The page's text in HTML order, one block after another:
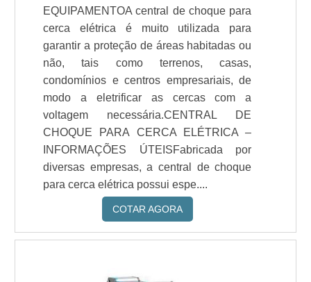
EQUIPAMENTOA central de choque para
cerca elétrica é muito utilizada para
garantir a proteção de áreas habitadas ou
não, tais como terrenos, casas,
condomínios e centros empresariais, de
modo a eletrificar as cercas com a
voltagem necessária.CENTRAL DE
CHOQUE PARA CERCA ELÉTRICA –
INFORMAÇÕES ÚTEISFabricada por
diversas empresas, a central de choque
para cerca elétrica possui espe....
COTAR AGORA